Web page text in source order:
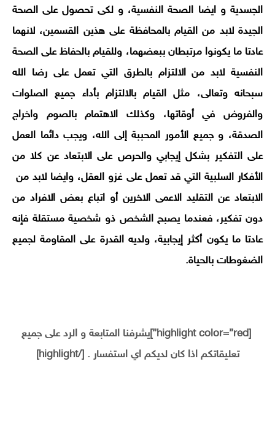
الجسدية و ايضا الصحة النفسية، و لكى تحصول على الصحة
الجيدة لابد من القيام بالمحافظة على هذين القسمين، لانهما
عادتا ما يكونوا مرتبطان ببعضهما، وللقيام بالحفاظ على الصحة
النفسية لابد من الالتزام بالطرق التي تعمل على رضا الله
سبحانه وتعالى، مثل القيام بالالتزام بأداء جميع الصلوات
والفروض في أوقاتها، وكذلك الاهتمام بالصوم واخراج
الصدقة، و جميع الأمور المحببة إلى الله، ويجب دائما العمل
على التفكير بشكل إيجابي والحرص على الابتعاد عن كلا من
الأفكار السلبية التي قد تعمل على غزو العقل، وايضا لابد من
الابتعاد عن التقليد الاعمى الاخرين أو اتباع بعض الافراد من
دون تفكير، فعندما يصبح الشخص ذو شخصية مستقلة فإنه
عادتا ما يكون أكثر إيجابية، ولديه القدرة على المقاومة لجميع
الضغوطات بالحياة.
[highlight color=”red”]يشرفنا المتابعة و الرد على جميع
تعليقاتكم اذا كان لديكم اي استفسار . [/highlight]